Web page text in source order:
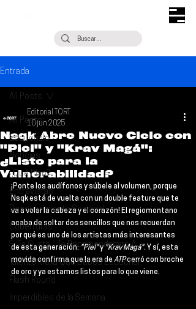
Entrada
All Posts
Escúchalo
Noticias
¿Qué Plan?
Entrevistas
Descubrimiento Semanal
Coberturas
Si Te Gusta... Te Recomendamos A...
Talento Mexa Que Debes Escuchar
Flash Round
Imperdibles de la Semana
All Posts
Nsqk Abre Nuevo Ciclo con
"Piel" y "Krav Magá":
¿Listo para la
Vulnerabilidad?
Editorial TORT
10 jun 2025
¡Ponte los audífonos y súbele al volumen, porque
Nsqk está de vuelta con un double feature que te
va a volar la cabeza y el corazón! El regiomontano
acaba de soltar dos sencillos que nos recuerdan
por qué es uno de los artistas más interesantes
de esta generación: "Piel" y "Krav Magá". Y sí, esta
movida confirma que la era de ATP cerró con broche
de oro y ya estamos listos para lo que viene.